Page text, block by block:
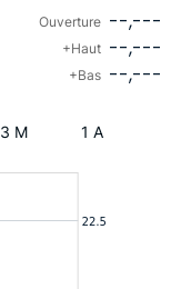
Ouverture --,---
+Haut --,---
+Bas --,---
3 M 1 A